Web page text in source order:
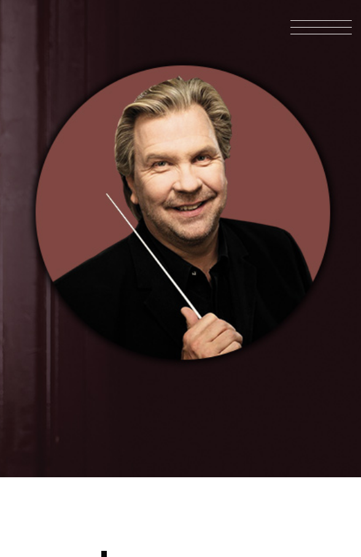
Etusivu
Konsertit
Lipunmyynti
Orkesteri
Tutustu Toimintaamme
Yhteys